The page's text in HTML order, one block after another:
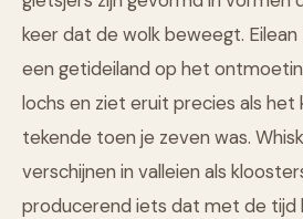
keer dat de wolk beweegt. Eilean
een getideiland op het
lochs en ziet eruit precies als het
tekende toen je zeven was.
verschijnen in valleien als
producerend iets dat met de tijd